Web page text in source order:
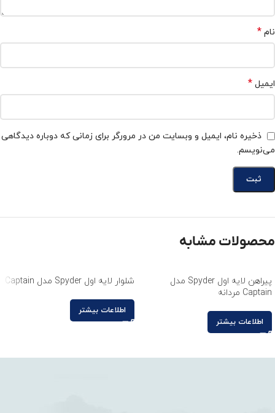
نام *
ایمیل *
ذخیره نام، ایمیل و وبسایت من در مرورگر برای زمانی که دوباره دیدگاهی
می‌نویسم.
محصولات مشابه
پیراهن لایه اول Spyder مدل
Captain مردانه
اطلاعات بیشتر
شلوار لایه اول Spyder مدل Captain
اطلاعات بیشتر